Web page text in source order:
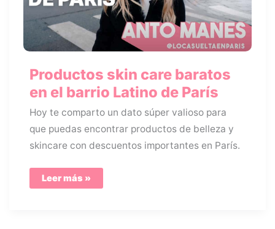
Productos skin care baratos
en el barrio Latino de París
Hoy te comparto un dato súper valioso para
que puedas encontrar productos de belleza y
skincare con descuentos importantes en París.
Productos
skin
Leer más »